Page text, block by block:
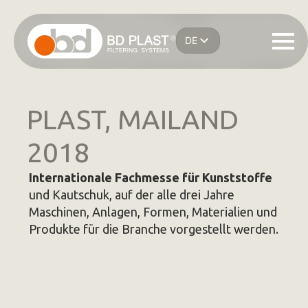
Zum
Hauptinhalt
springen
DE
EN
PLAST, MAILAND
2018
Internationale Fachmesse für Kunststoffe
und Kautschuk, auf der alle drei Jahre
Maschinen, Anlagen, Formen, Materialien und
Produkte für die Branche vorgestellt werden.